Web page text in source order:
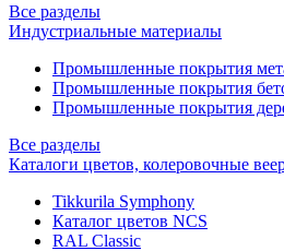
Все разделы
Индустриальные материалы
Промышленные покрытия
Промышленные покрытия
Промышленные покрытия
Все разделы
Каталоги цветов, колеровочные
Tikkurila Symphony
Каталог цветов NCS
RAL Classic